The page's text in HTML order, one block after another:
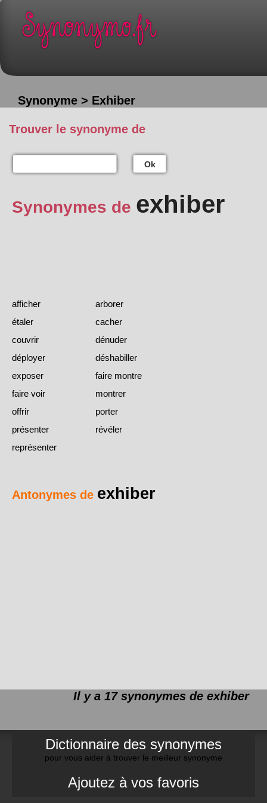
Synonyme > Exhiber
Trouver le synonyme de
Ok
Synonymes de exhiber
afficher
arborer
étaler
cacher
couvrir
dénuder
déployer
déshabiller
exposer
faire montre
faire voir
montrer
offrir
porter
présenter
révéler
représenter
Antonymes de exhiber
Il y a 17 synonymes de exhiber
Dictionnaire des synonymes
pour vous aider à trouver le meilleur synonyme
Ajoutez à vos favoris